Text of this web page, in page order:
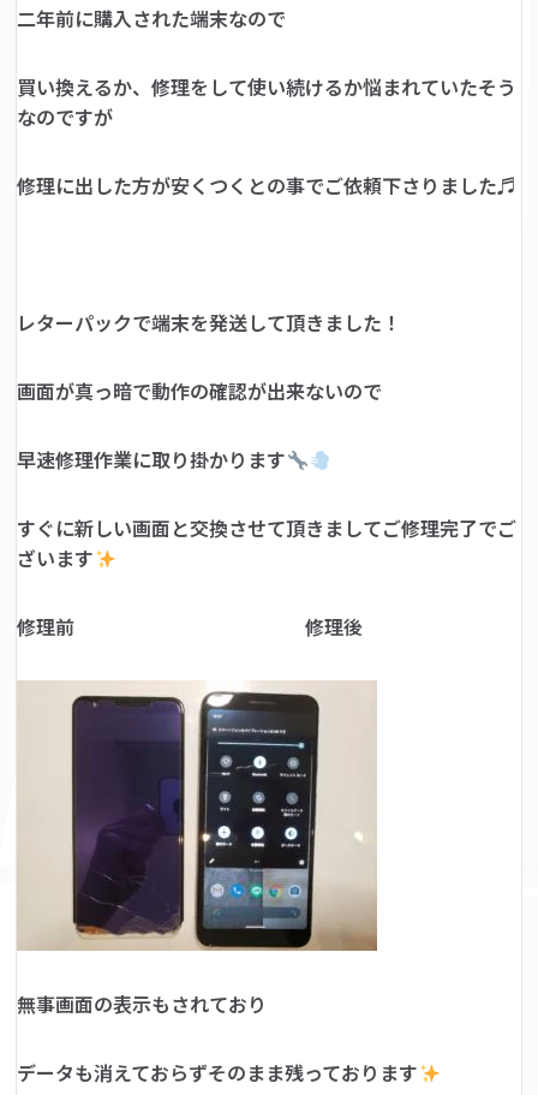
二年前に購入された端末なので
買い換えるか、修理をして使い続けるか悩まれていたそう
なのですが
修理に出した方が安くつくとの事でご依頼下さりました♬
レターパックで端末を発送して頂きました！
画面が真っ暗で動作の確認が出来ないので
早速修理作業に取り掛かります
すぐに新しい画面と交換させて頂きましてご修理完了でご
ざいます
修理前 修理後
無事画面の表示もされており
データも消えておらずそのまま残っております